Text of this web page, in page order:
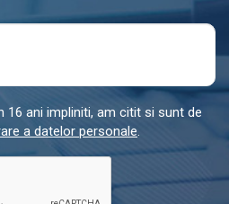
16 ani impliniti, am citit si sunt de
a datelor personale.